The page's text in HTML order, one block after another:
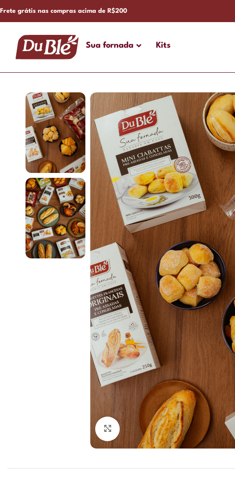
Frete grátis nas compras acima de R$200
Sua fornada Kits
Click to enlarge